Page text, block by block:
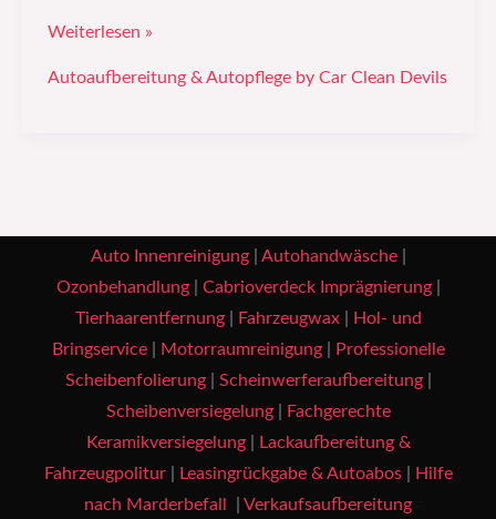
Weiterlesen »
Autoaufbereitung & Autopflege by Car Clean Devils
Auto Innenreinigung| Autohandwäsche|
Ozonbehandlung| Cabrioverdeck Imprägnierung|
Tierhaarentfernung| Fahrzeugwax|
Hol- und
Bringservice| Motorraumreinigung|
Professionelle
Scheibenfolierung| Scheinwerferaufbereitung|
Scheibenversiegelung|
Fachgerechte
Keramikversiegelung|
Lackaufbereitung &
Fahrzeugpolitur| Leasingrückgabe & Autoabos|
Hilfe
nach Marderbefall
Verkaufsaufbereitung